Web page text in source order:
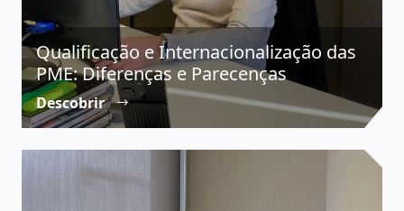
Qualificação e Internacionalização das
PME: Diferenças e Parecenças
Descobrir